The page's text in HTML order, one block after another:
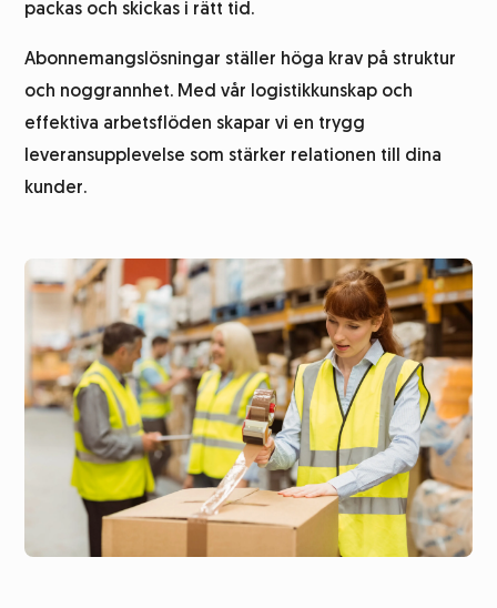
packas och skickas i rätt tid.
Abonnemangslösningar ställer höga krav på struktur
och noggrannhet. Med vår logistikkunskap och
effektiva arbetsflöden skapar vi en trygg
leveransupplevelse som stärker relationen till dina
kunder.